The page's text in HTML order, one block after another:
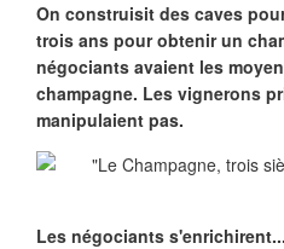
On construisit des caves
trois ans pour obtenir un
négociants avaient les
champagne. Les vignerons
manipulaient pas.
Les négociants